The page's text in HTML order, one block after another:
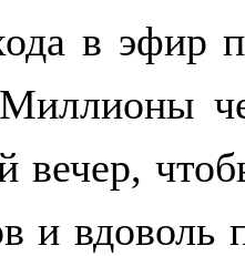
в эфир
вечер,
и